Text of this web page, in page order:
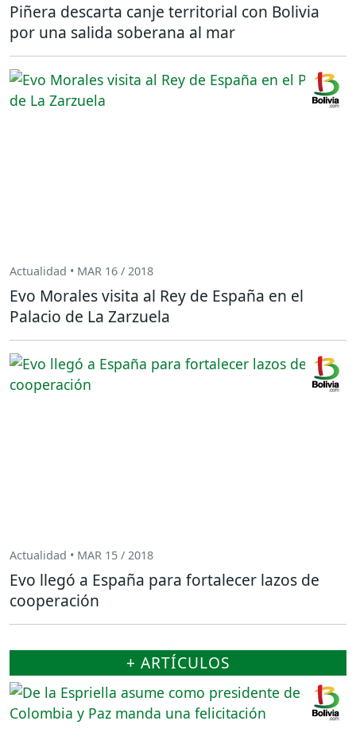
Piñera descarta canje territorial con Bolivia
por una salida soberana al mar
Actualidad • MAR 16 / 2018
Evo Morales visita al Rey de España en el
Palacio de La Zarzuela
Actualidad • MAR 15 / 2018
Evo llegó a España para fortalecer lazos de
cooperación
+ ARTÍCULOS